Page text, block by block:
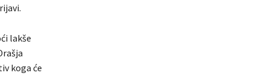
lakše
koga će